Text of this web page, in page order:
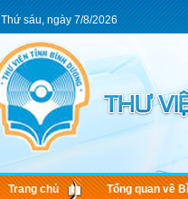
Thứ sáu, ngày 7/8/2026
Trang chủ Tổng quan về